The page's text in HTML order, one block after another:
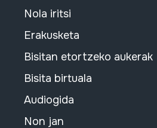
Nola iritsi
Erakusketa
Bisitan etortzeko aukerak
Bisita birtuala
Audiogida
Non jan